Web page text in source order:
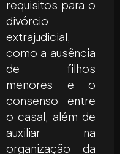
requisitos para o
divórcio
extrajudicial,
como a ausência
de filhos
menores e o
consenso entre
o casal, além de
auxiliar na
organização da